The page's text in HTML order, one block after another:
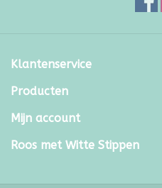
Furry Friends
Klantenservice
Producten
Mijn account
Roos met Witte Stippen